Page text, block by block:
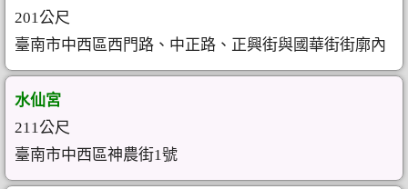
201公尺
臺南市中西區西門路、中正路、正興街與國華街街廓內
水仙宮
211公尺
臺南市中西區神農街1號